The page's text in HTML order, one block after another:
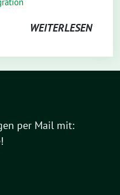
WEITERLESEN
per Mail mit: